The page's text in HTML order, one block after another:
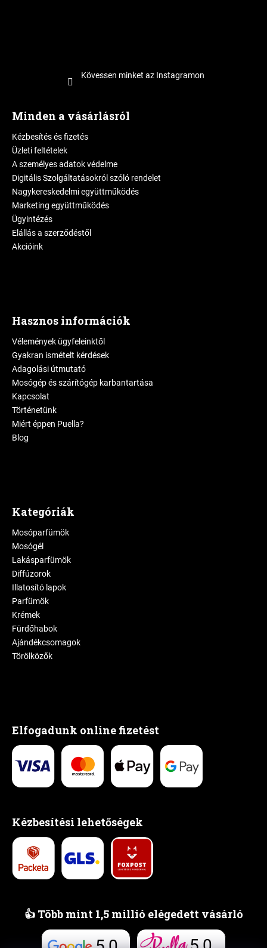
Kövessen minket az Instagramon
Minden a vásárlásról
Kézbesítés és fizetés
Üzleti feltételek
A személyes adatok védelme
Digitális Szolgáltatásokról szóló rendelet
Nagykereskedelmi együttműködés
Marketing együttműködés
Ügyintézés
Elállás a szerződéstől
Akcióink
Hasznos információk
Vélemények ügyfeleinktől
Gyakran ismételt kérdések
Adagolási útmutató
Mosógép és szárítógép karbantartása
Kapcsolat
Történetünk
Miért éppen Puella?
Blog
Kategóriák
Mosóparfümök
Mosógél
Lakásparfümök
Diffúzorok
Illatosító lapok
Parfümök
Krémek
Fürdőhabok
Ajándékcsomagok
Törölközők
Elfogadunk online fizetést
Kézbesítési lehetőségek
👍 Több mint 1,5 millió elégedett vásárló